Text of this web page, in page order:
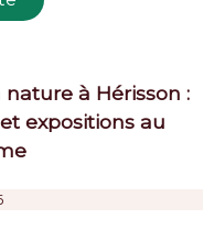
à Hérisson :
expositions au